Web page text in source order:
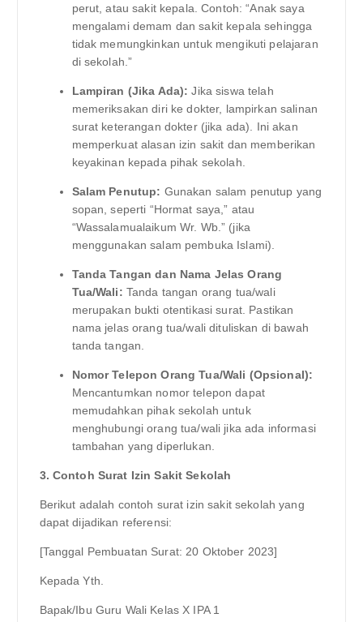
perut, atau sakit kepala. Contoh: “Anak saya
mengalami demam dan sakit kepala sehingga
tidak memungkinkan untuk mengikuti pelajaran
di sekolah.”
Lampiran (Jika Ada): Jika siswa telah
memeriksakan diri ke dokter, lampirkan salinan
surat keterangan dokter (jika ada). Ini akan
memperkuat alasan izin sakit dan memberikan
keyakinan kepada pihak sekolah.
Salam Penutup: Gunakan salam penutup yang
sopan, seperti “Hormat saya,” atau
“Wassalamualaikum Wr. Wb.” (jika
menggunakan salam pembuka Islami).
Tanda Tangan dan Nama Jelas Orang
Tua/Wali: Tanda tangan orang tua/wali
merupakan bukti otentikasi surat. Pastikan
nama jelas orang tua/wali dituliskan di bawah
tanda tangan.
Nomor Telepon Orang Tua/Wali (Opsional):
Mencantumkan nomor telepon dapat
memudahkan pihak sekolah untuk
menghubungi orang tua/wali jika ada informasi
tambahan yang diperlukan.
3. Contoh Surat Izin Sakit Sekolah
Berikut adalah contoh surat izin sakit sekolah yang
dapat dijadikan referensi:
[Tanggal Pembuatan Surat: 20 Oktober 2023]
Kepada Yth.
Bapak/Ibu Guru Wali Kelas X IPA 1